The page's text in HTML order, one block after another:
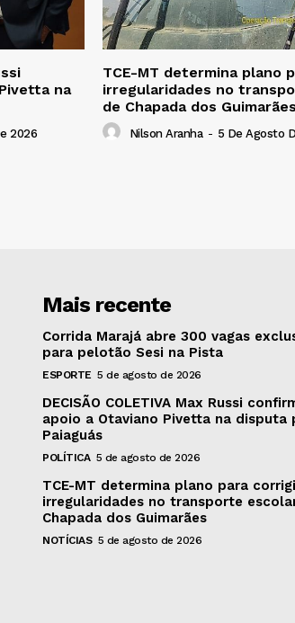
na
2026
TCE-MT determina plano
irregularidades no
de Chapada dos
Nilson Aranha - 5 De Agosto
Mais recente
Corrida Marajá abre 300 vagas
para pelotão Sesi na Pista
ESPORTE 5 de agosto de 2026
DECISÃO COLETIVA Max Russi
apoio a Otaviano Pivetta na disputa
Paiaguás
POLÍTICA 5 de agosto de 2026
TCE-MT determina plano para
irregularidades no transporte
Chapada dos Guimarães
NOTÍCIAS 5 de agosto de 2026